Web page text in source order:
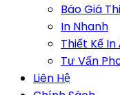
Báo Giá
In Nhanh
Thiết Kế
Tư Vấn
Liên Hệ